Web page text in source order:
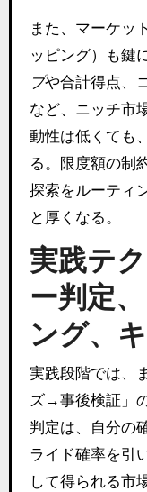
また、マーケッ
ッピング）も鍵
プや合計得点、
など、ニッチ市
動性は低くても
る。限度額の制
探索をルーティ
と厚くなる。
実践テ
ー判定
ング、
実践段階では、
ズ→事後検証」
判定は、自分の
ライド確率を引
して得られる市